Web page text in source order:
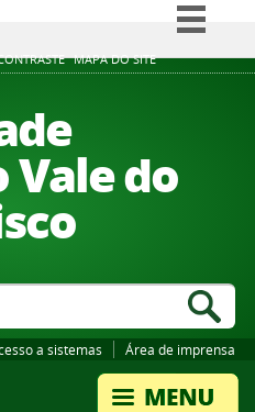
MAPA DO SITE
Simplifique!
Acesso à informação
Legislação
Vale do
a sistemas Área de imprensa